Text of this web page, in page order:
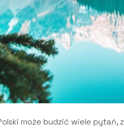
może budzić wiele pytań,